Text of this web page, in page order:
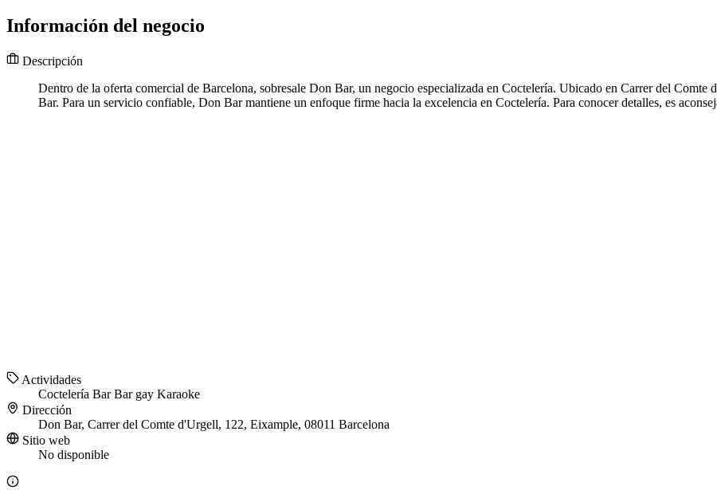
Información del negocio
Descripción
Dentro de la oferta comercial de Barcelona, sobresale Don Bar, un negocio especializada en Coctelería. Ubicado en Carrer del
Bar. Para un servicio confiable, Don Bar mantiene un enfoque firme hacia la excelencia en Coctelería. Para conocer detalles, es
Actividades
Coctelería BarBar gay Karaoke
Dirección
Don Bar, Carrer del Comte d'Urgell, 122, Eixample, 08011 Barcelona
Sitio web
No disponible